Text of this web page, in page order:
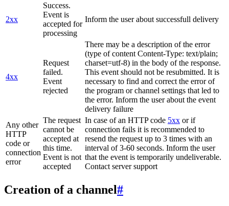
2xx
Success.
Event is
accepted for
processing
Inform the user about successfull delivery
4xx
Request
failed.
Event
rejected
There may be a description of the error
(type of content Content-Type: text/plain;
charset=utf-8) in the body of the response.
This event should not be resubmitted. It is
necessary to find and correct the error of
the program or channel settings that led to
the error. Inform the user about the event
delivery failure
Any other
HTTP
code or
connection
error
The request
cannot be
accepted at
this time.
Event is not
accepted
In case of an HTTP code 5xx or if
connection fails it is recommended to
resend the request up to 3 times with an
interval of 3-60 seconds. Inform the user
that the event is temporarily undeliverable.
Contact server support
Creation of a channel#